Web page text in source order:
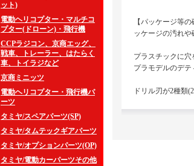
ット)
電動ヘリコプター・マルチコ
プター(ドローン)・飛行機
CCPラジコン、京商エッグ、
戦車、トレーラー、はたらく
車、トイラジなど
京商ミニッツ
電動ヘリコプター・飛行機パ
ーツ
タミヤ/スペアパーツ(SP)
タミヤ/タムテックギアパーツ
タミヤ/オプションパーツ(OP)
タミヤ/電動カーパーツその他
【パッケージ等
ッケージの汚れ
プラスチックに穴
プラモデルのデテ
ドリル刃が2種類